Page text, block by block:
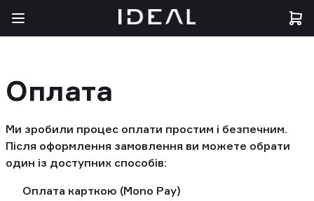
Оплата
Ми зробили процес оплати простим і безпечним.
Після оформлення замовлення ви можете обрати
один із доступних способів:
Оплата карткою (Mono Pay)